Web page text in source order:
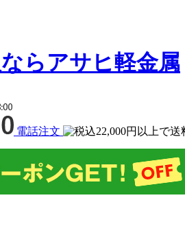
電話注文